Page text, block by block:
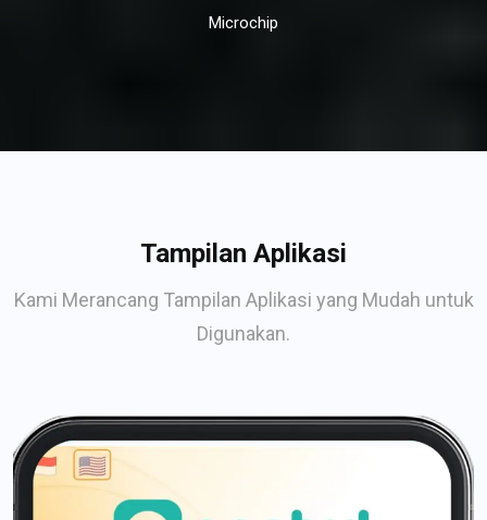
Microchip
Tampilan Aplikasi
Kami Merancang Tampilan Aplikasi yang Mudah untuk
Digunakan.